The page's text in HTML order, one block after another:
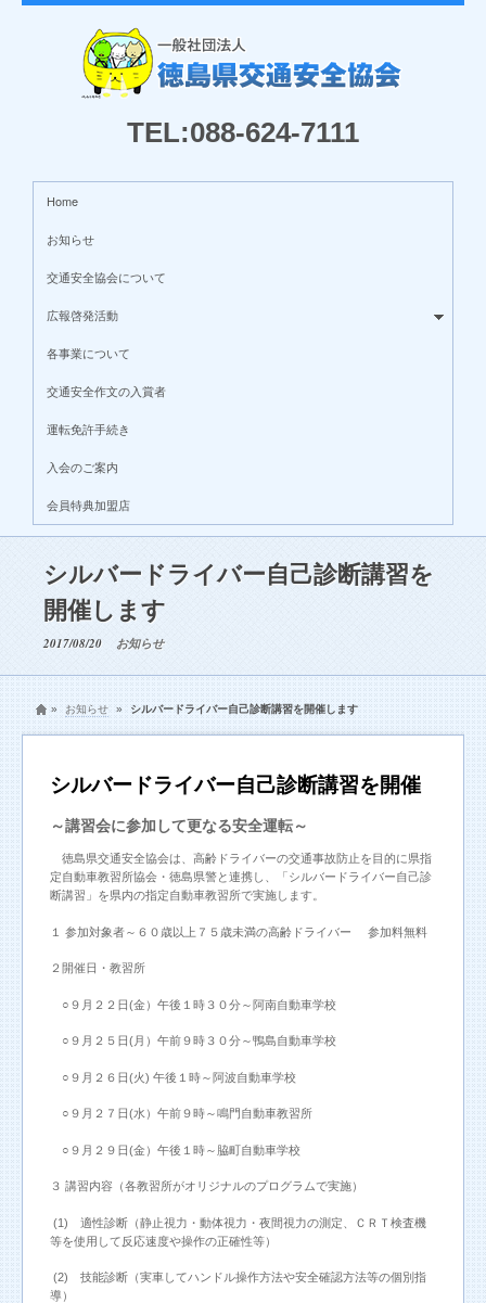
TEL:088-624-7111
Home
お知らせ
交通安全協会について
広報啓発活動
各事業について
交通安全作文の入賞者
運転免許手続き
入会のご案内
会員特典加盟店
シルバードライバー自己診断講習を
開催します
2017/08/20 お知らせ
» お知らせ » シルバードライバー自己診断講習を開催します
シルバードライバー自己診断講習を開催
～講習会に参加して更なる安全運転～
徳島県交通安全協会は、高齢ドライバーの交通事故防止を目的に県指
定自動車教習所協会・徳島県警と連携し、「シルバードライバー自己診
断講習」を県内の指定自動車教習所で実施します。
１ 参加対象者～６０歳以上７５歳未満の高齢ドライバー 参加料無料
２開催日・教習所
○９月２２日(金）午後１時３０分～阿南自動車学校
○９月２５日(月）午前９時３０分～鴨島自動車学校
○９月２６日(火) 午後１時～阿波自動車学校
○９月２７日(水）午前９時～鳴門自動車教習所
○９月２９日(金）午後１時～脇町自動車学校
３ 講習内容（各教習所がオリジナルのプログラムで実施）
(1) 適性診断（静止視力・動体視力・夜間視力の測定、ＣＲＴ検査機
等を使用して反応速度や操作の正確性等）
(2) 技能診断（実車してハンドル操作方法や安全確認方法等の個別指
導）